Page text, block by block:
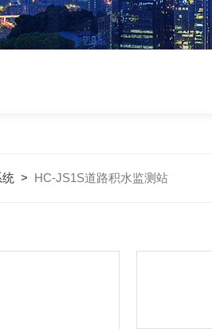
统 > HC-JS1S道路积水监测站